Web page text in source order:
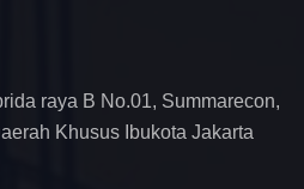
raya B No.01, Summarecon,
Khusus Ibukota Jakarta